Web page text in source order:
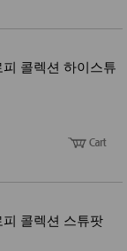
콜렉션 하이스튜
콜렉션 스튜팟